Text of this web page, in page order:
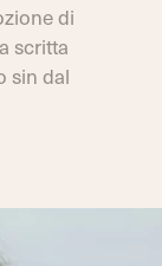
di
scritta
sin dal